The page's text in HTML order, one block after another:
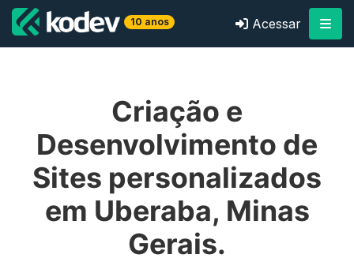
10 anos Acessar
Criação e
Desenvolvimento de
Sites personalizados
em Uberaba, Minas
Gerais.